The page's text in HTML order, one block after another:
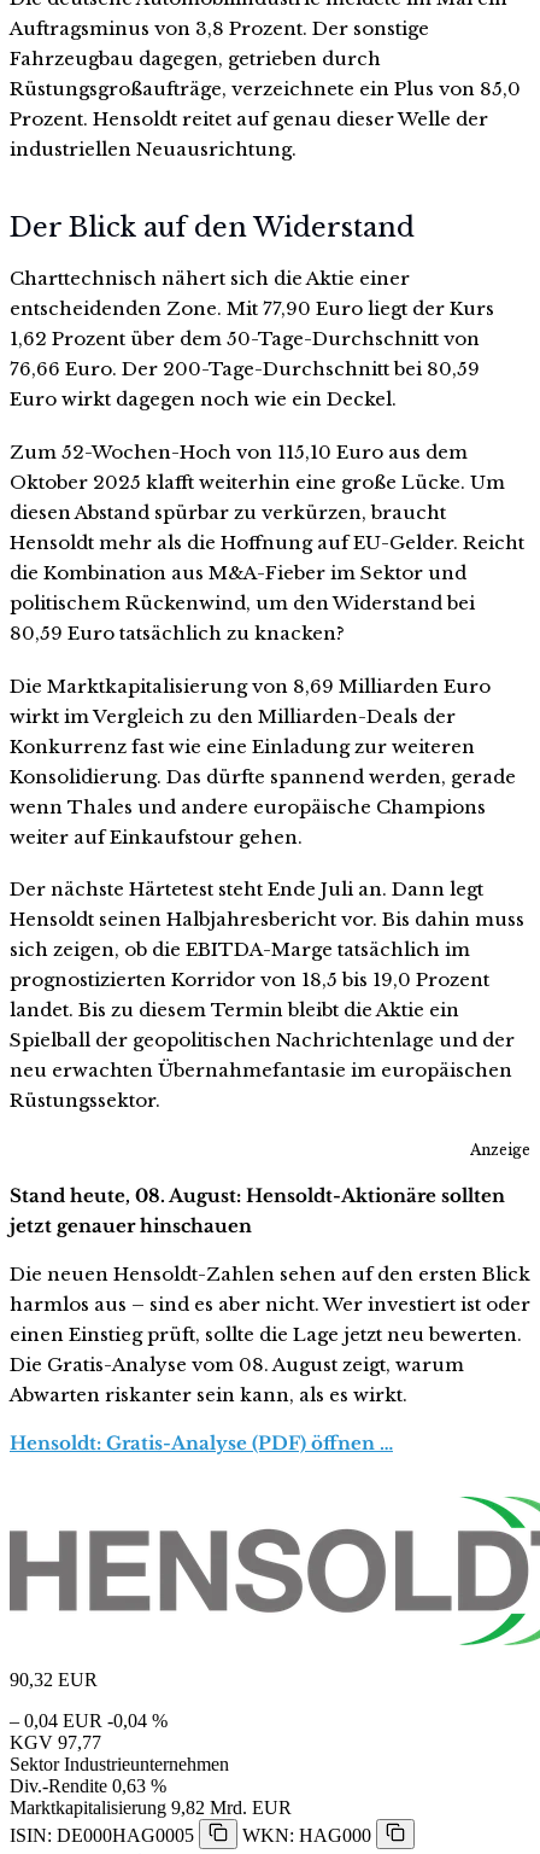
Auftragsminus von 3,8 Prozent. Der sonstige
Fahrzeugbau dagegen, getrieben durch
Rüstungsgroßaufträge, verzeichnete ein Plus von 85,0
Prozent. Hensoldt reitet auf genau dieser Welle der
industriellen Neuausrichtung.
Der Blick auf den Widerstand
Charttechnisch nähert sich die Aktie einer
entscheidenden Zone. Mit 77,90 Euro liegt der Kurs
1,62 Prozent über dem 50-Tage-Durchschnitt von
76,66 Euro. Der 200-Tage-Durchschnitt bei 80,59
Euro wirkt dagegen noch wie ein Deckel.
Zum 52-Wochen-Hoch von 115,10 Euro aus dem
Oktober 2025 klafft weiterhin eine große Lücke. Um
diesen Abstand spürbar zu verkürzen, braucht
Hensoldt mehr als die Hoffnung auf EU-Gelder. Reicht
die Kombination aus M&A-Fieber im Sektor und
politischem Rückenwind, um den Widerstand bei
80,59 Euro tatsächlich zu knacken?
Die Marktkapitalisierung von 8,69 Milliarden Euro
wirkt im Vergleich zu den Milliarden-Deals der
Konkurrenz fast wie eine Einladung zur weiteren
Konsolidierung. Das dürfte spannend werden, gerade
wenn Thales und andere europäische Champions
weiter auf Einkaufstour gehen.
Der nächste Härtetest steht Ende Juli an. Dann legt
Hensoldt seinen Halbjahresbericht vor. Bis dahin muss
sich zeigen, ob die EBITDA-Marge tatsächlich im
prognostizierten Korridor von 18,5 bis 19,0 Prozent
landet. Bis zu diesem Termin bleibt die Aktie ein
Spielball der geopolitischen Nachrichtenlage und der
neu erwachten Übernahmefantasie im europäischen
Rüstungssektor.
Anzeige
Stand heute, 08. August: Hensoldt-Aktionäre sollten
jetzt genauer hinschauen
Die neuen Hensoldt-Zahlen sehen auf den ersten Blick
harmlos aus – sind es aber nicht. Wer investiert ist oder
einen Einstieg prüft, sollte die Lage jetzt neu bewerten.
Die Gratis-Analyse vom 08. August zeigt, warum
Abwarten riskanter sein kann, als es wirkt.
Hensoldt: Gratis-Analyse (PDF) öffnen …
90,32 EUR
– 0,04 EUR -0,04 %
KGV 97,77
Sektor Industrieunternehmen
Div.-Rendite 0,63 %
Marktkapitalisierung 9,82 Mrd. EUR
ISIN: DE000HAG0005
WKN: HAG000